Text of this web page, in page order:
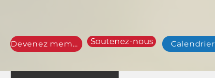
Devenez membre Soutenez-nous Calendrier